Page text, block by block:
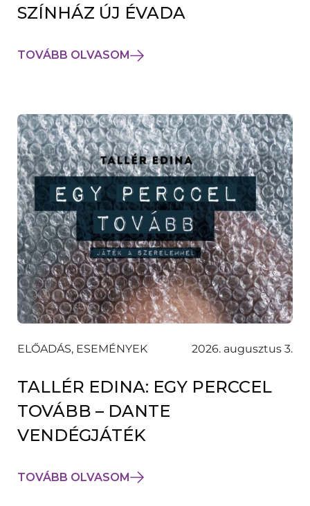
SZÍNHÁZ ÚJ ÉVADA
TOVÁBB OLVASOM
ELŐADÁS, ESEMÉNYEK 2026. augusztus 3.
TALLÉR EDINA: EGY PERCCEL
TOVÁBB – DANTE
VENDÉGJÁTÉK
TOVÁBB OLVASOM